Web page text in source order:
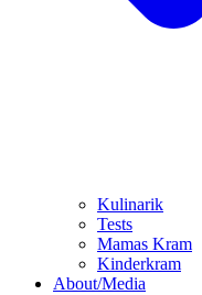
Kulinarik
Tests
Mamas Kram
Kinderkram
About/Media